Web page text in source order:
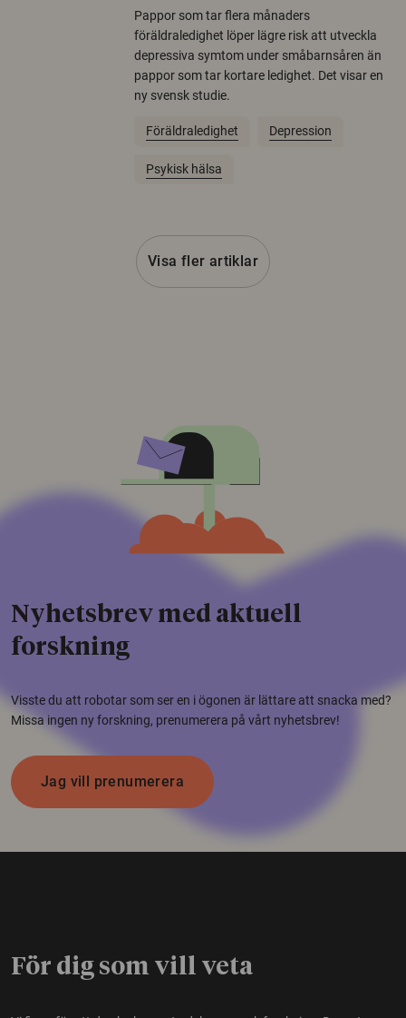
Pappor som tar flera månaders
föräldraledighet löper lägre risk att utveckla
depressiva symtom under småbarnsåren än
pappor som tar kortare ledighet. Det visar en
ny svensk studie.
Föräldraledighet Depression
Psykisk hälsa
Visa fler artiklar
Nyhetsbrev med aktuell
forskning
Visste du att robotar som ser en i ögonen är lättare att snacka med?
Missa ingen ny forskning, prenumerera på vårt nyhetsbrev!
Jag vill prenumerera
För dig som vill veta